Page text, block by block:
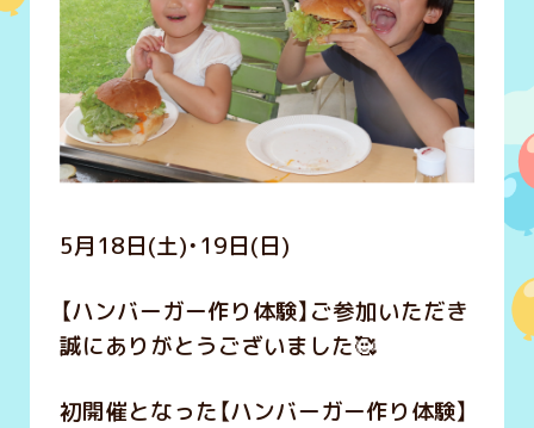
5月18日(土)・19日(日)
【ハンバーガー作り体験】ご参加いただき
誠にありがとうございました🥰
初開催となった【ハンバーガー作り体験】